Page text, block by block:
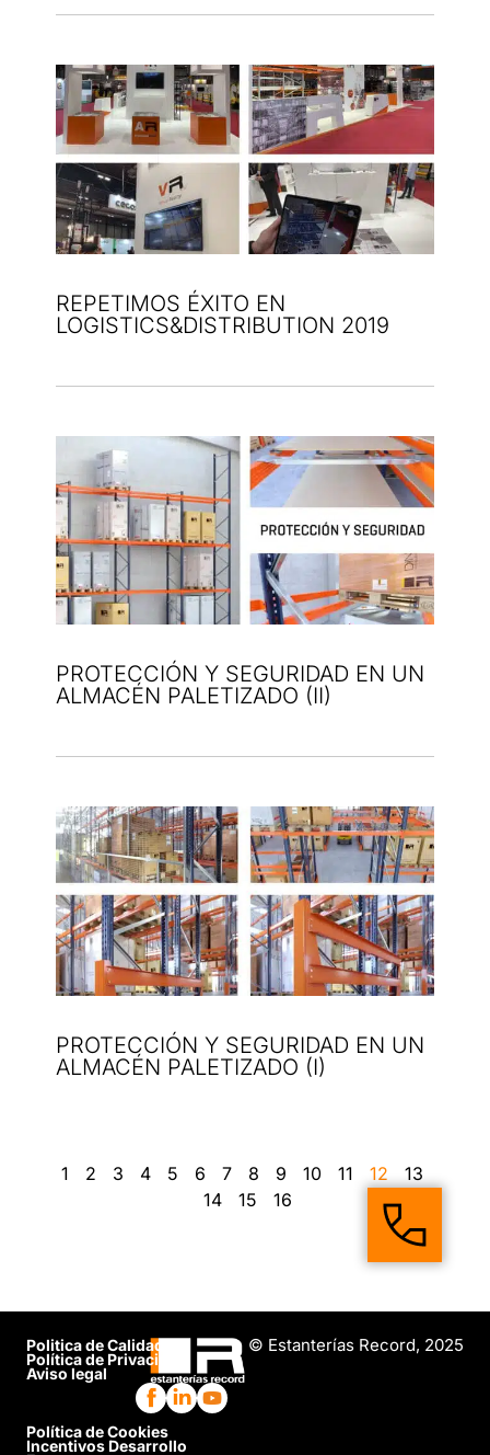
REPETIMOS ÉXITO EN
LOGISTICS&DISTRIBUTION 2019
PROTECCIÓN Y SEGURIDAD EN UN
ALMACÉN PALETIZADO (II)
PROTECCIÓN Y SEGURIDAD EN UN
ALMACÉN PALETIZADO (I)
1 2 3 4 5 6 7 8 9 10 11 12
13
14
15 16
Politica de Calidad
Política de Privacidad
Aviso legal
Política de Cookies
Incentivos Desarrollo
© Estanterías Record, 2025